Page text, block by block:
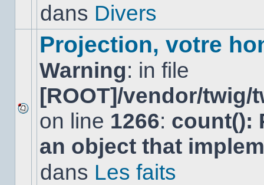
dansdans Divers
Aucun
nouveau
message
non-
dans
Projection, votre
Warning: in file
[ROOT]/vendor/
on line 1266: count():
an object that
dans Les faits